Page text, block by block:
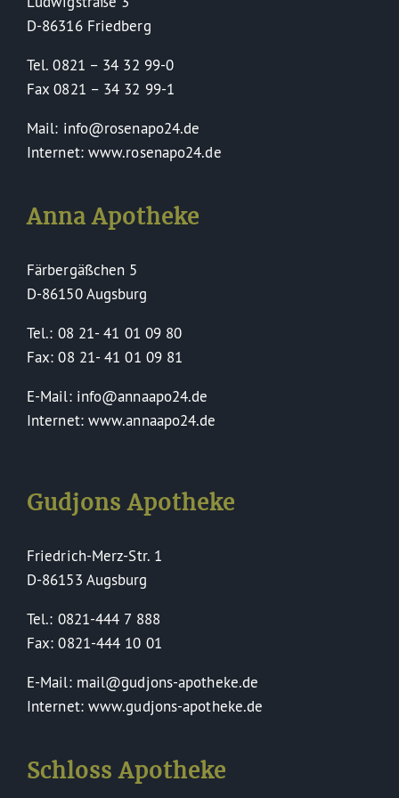
Service
D-86316 Friedberg
Tel. 0821 – 34 32 99-0
Fax 0821 – 34 32 99-1
Mail: info@rosenapo24.de
Internet: www.rosenapo24.de
Anna Apotheke
Färbergäßchen 5
D-86150 Augsburg
Tel.: 08 21- 41 01 09 80
Fax: 08 21- 41 01 09 81
E-Mail: info@annaapo24.de
Internet: www.annaapo24.de
Gudjons Apotheke
Friedrich-Merz-Str. 1
D-86153 Augsburg
Tel.: 0821-444 7 888
Fax: 0821-444 10 01
E-Mail: mail@gudjons-apotheke.de
Internet: www.gudjons-apotheke.de
Schloss Apotheke